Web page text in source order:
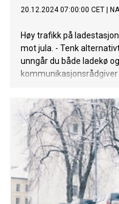
20.12.2024 07:00:00 CET
Høy trafikk på
mot jula. - Tenk
unngår du både ladekø
kommunikasjonsrådgiver